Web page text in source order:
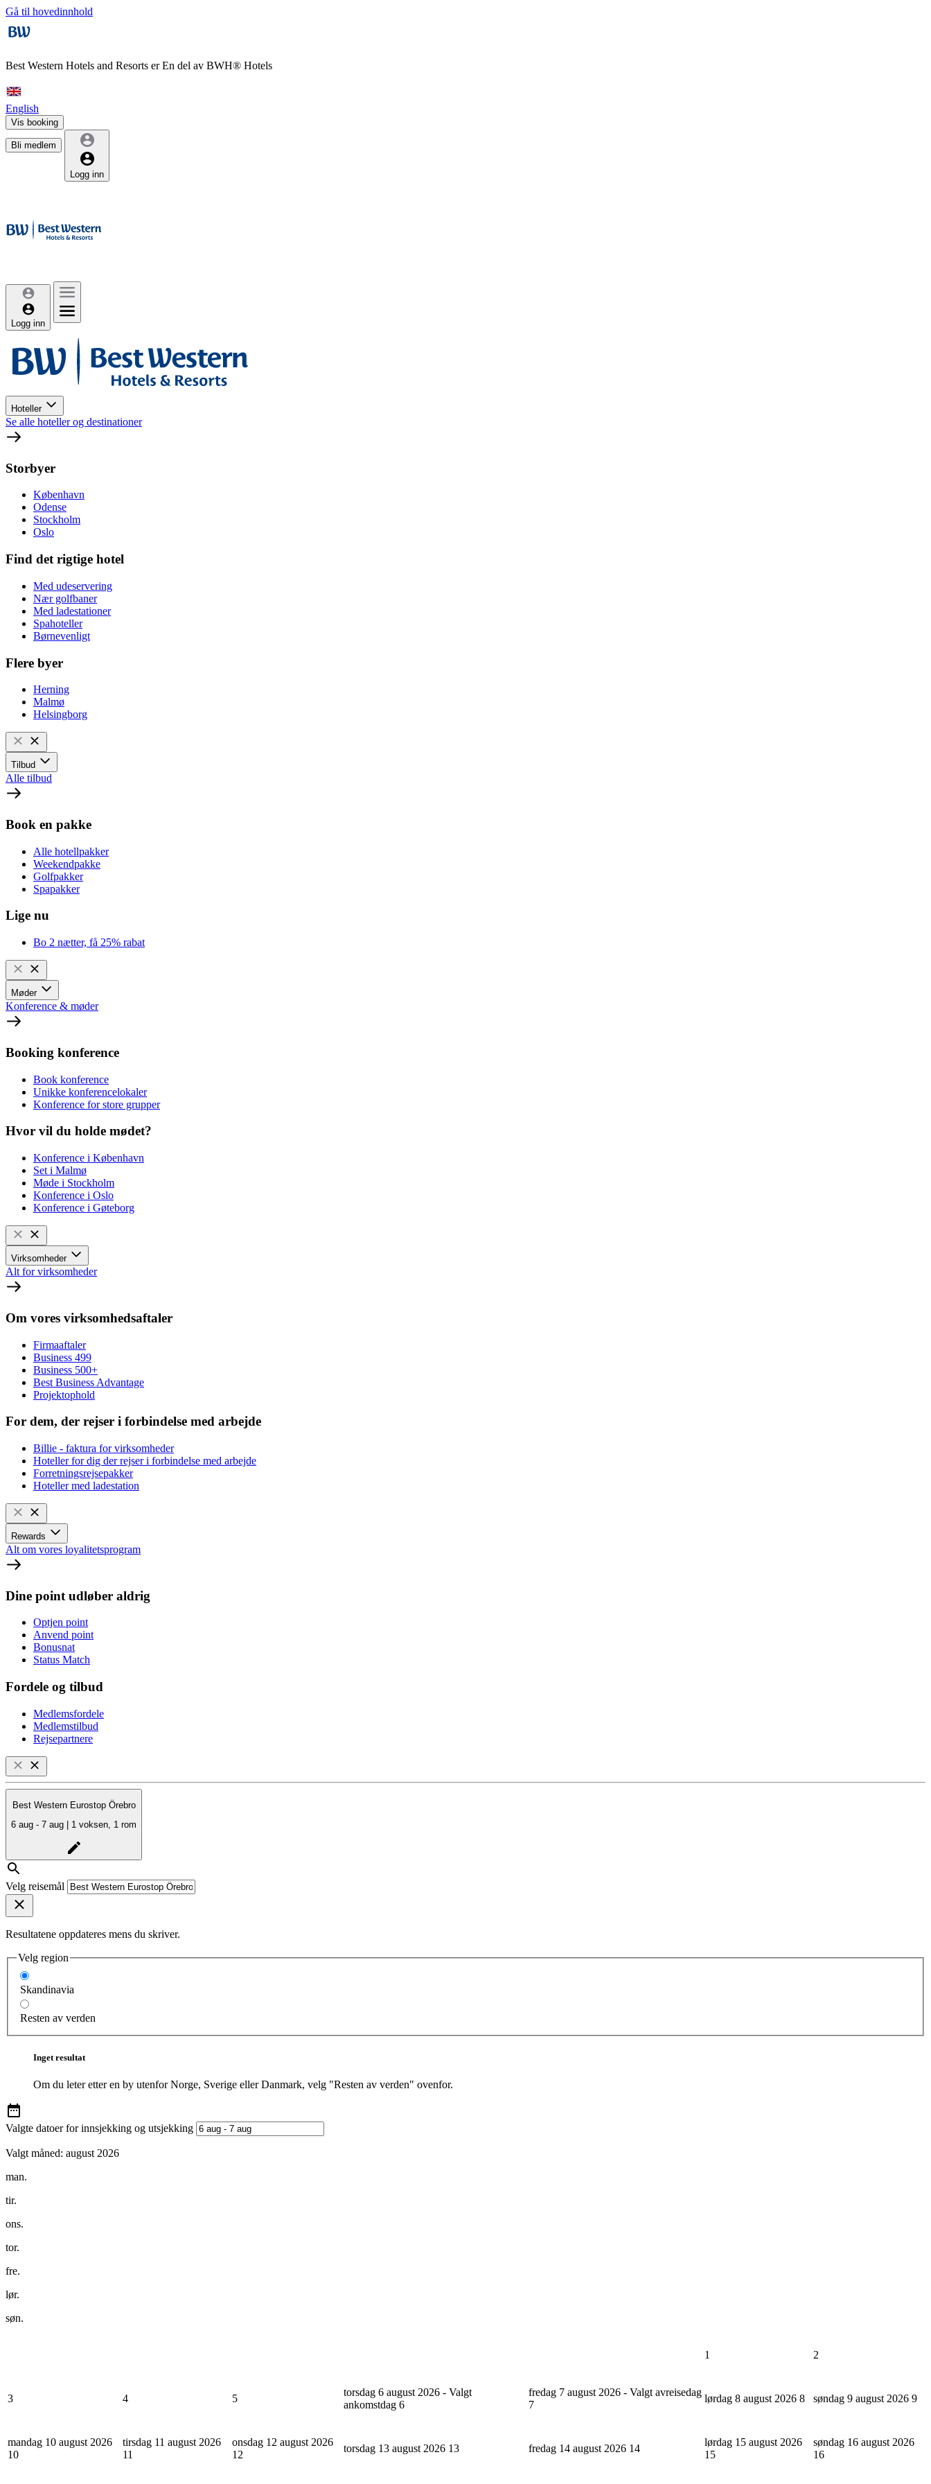
Gå til hovedinnhold
Best Western Hotels and Resorts erEn del av BWH® Hotels
English
Vis booking
Bli medlem
Logg inn
Logg inn
Hoteller
Se alle hoteller og destinationer
Storbyer
København
Odense
Stockholm
Oslo
Find det rigtige hotel
Med udeservering
Nær golfbaner
Med ladestationer
Spahoteller
Børnevenligt
Flere byer
Herning
Malmø
Helsingborg
Tilbud
Alle tilbud
Book en pakke
Alle hotellpakker
Weekendpakke
Golfpakker
Spapakker
Lige nu
Bo 2 nætter, få 25% rabat
Møder
Konference & møder
Booking konference
Book konference
Unikke konferencelokaler
Konference for store grupper
Hvor vil du holde mødet?
Konference i København
Set i Malmø
Møde i Stockholm
Konference i Oslo
Konference i Gøteborg
Virksomheder
Alt for virksomheder
Om vores virksomhedsaftaler
Firmaaftaler
Business 499
Business 500+
Best Business Advantage
Projektophold
For dem, der rejser i forbindelse med arbejde
Billie - faktura for virksomheder
Hoteller for dig der rejser i forbindelse med arbejde
Forretningsrejsepakker
Hoteller med ladestation
Rewards
Alt om vores loyalitetsprogram
Dine point udløber aldrig
Optjen point
Anvend point
Bonusnat
Status Match
Fordele og tilbud
Medlemsfordele
Medlemstilbud
Rejsepartnere
Best Western Eurostop Örebro
6 aug - 7 aug | 1 voksen, 1 rom
Velg reisemål
Resultatene oppdateres mens du skriver.
Velg region
Skandinavia
Resten av verden
Inget resultat
Om du leter etter en by utenfor Norge, Sverige eller Danmark, velg "Resten av verden" ovenfor.
Valgte datoer for innsjekking og utsjekking
Valgt måned: august 2026
man.
tir.
ons.
tor.
fre.
lør.
søn.
1 2
3 4 5
torsdag 6 august 2026 - Valgt
ankomstdag 6
fredag 7 august 2026 - Valgt avreisedag
7
lørdag 8 august 2026 8 søndag 9 august 2026 9
mandag 10 august 2026
10
tirsdag 11 august 2026
11
onsdag 12 august 2026
12
torsdag 13 august 2026 13 fredag 14 august 2026 14
lørdag 15 august 2026
15
søndag 16 august 2026
16